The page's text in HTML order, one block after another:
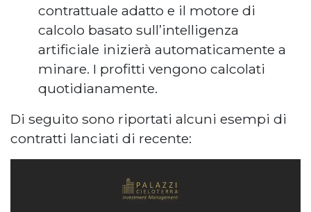
contrattuale adatto e il motore di
calcolo basato sull’intelligenza
artificiale inizierà automaticamente a
minare. I profitti vengono calcolati
quotidianamente.
Di seguito sono riportati alcuni esempi di
contratti lanciati di recente: